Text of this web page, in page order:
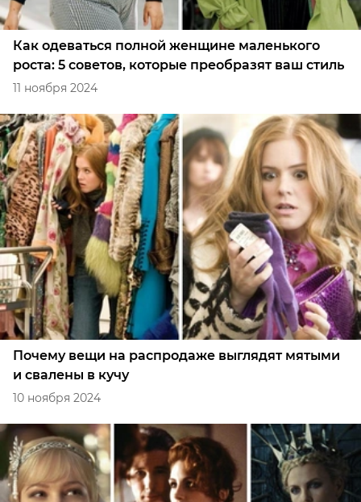
Как одеваться полной женщине маленького
роста: 5 советов, которые преобразят ваш стиль
11 ноября 2024
Почему вещи на распродаже выглядят мятыми
и свалены в кучу
10 ноября 2024